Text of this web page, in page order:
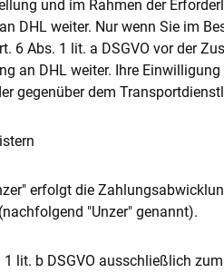
und im Rahmen der
DHL weiter. Nur wenn Sie im
6 Abs. 1 lit. a DSGVO vor der
an DHL weiter. Ihre
gegenüber dem
erfolgt die
"Unzer" genannt).
lit. b DSGVO ausschließlich